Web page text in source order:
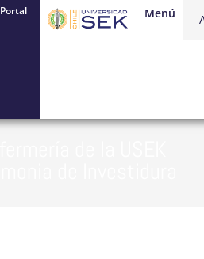
Portal
Menú